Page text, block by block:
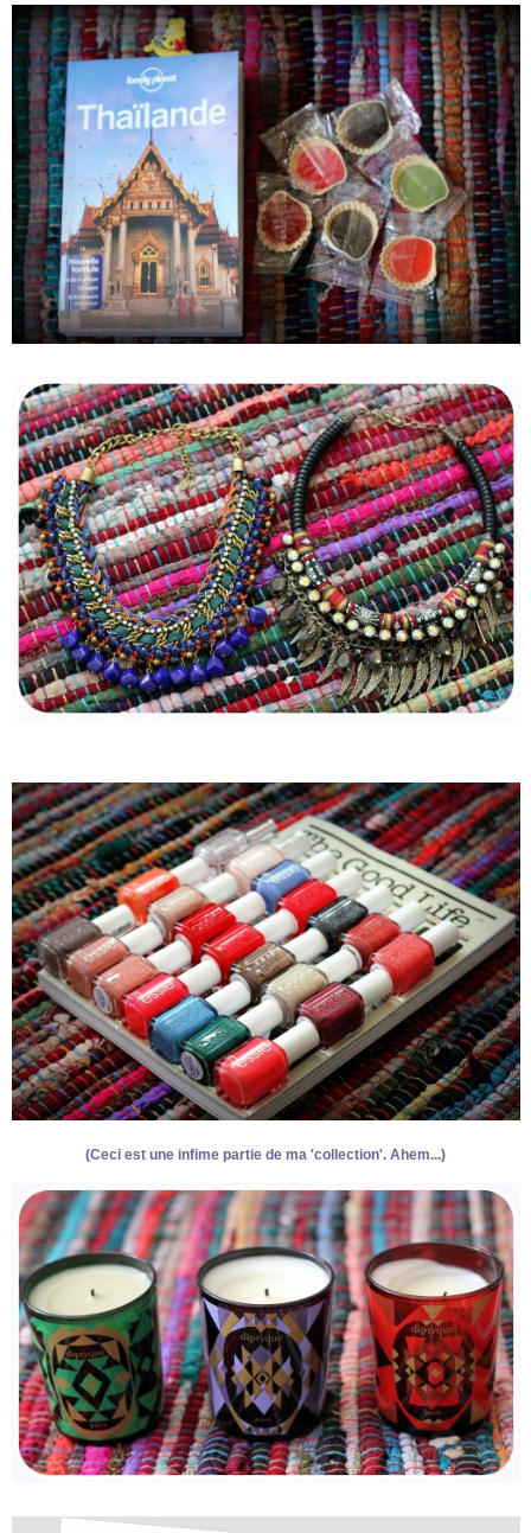
(Ceci est une infime partie de ma 'collection'. Ahem...)